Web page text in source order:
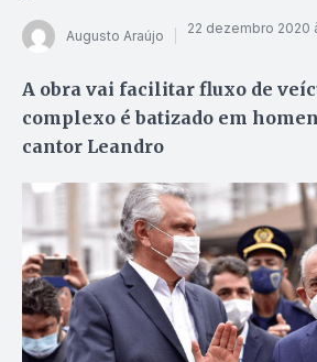
Augusto Araújo 22 dezembro 2020
A obra vai facilitar fluxo de
complexo é batizado em
cantor Leandro